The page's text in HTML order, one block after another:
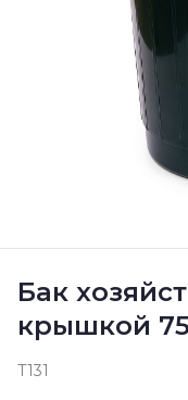
Бак
крышкой
Т131